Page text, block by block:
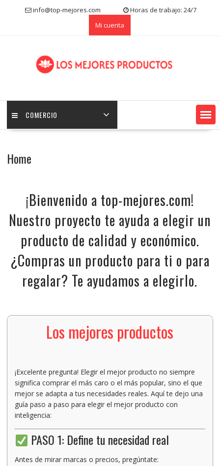
t
info@top-mejores.com
Horas de trabajo: 24/7
Mi cuenta
COMERCIO
Home
¡Bienvenido a top-mejores.com!
Nuestro proyecto te ayuda a elegir un
producto de calidad y económico.
¿Compras un producto para ti o para
regalar? Te ayudamos a elegirlo.
Los mejores productos
¡Excelente pregunta! Elegir el mejor producto no siempre
significa comprar el más caro o el más popular, sino el que
mejor se adapta a tus necesidades reales. Aquí te dejo una
guía paso a paso para elegir el mejor producto con
inteligencia:
PASO 1: Define tu necesidad real
Antes de mirar marcas o precios, pregúntate: